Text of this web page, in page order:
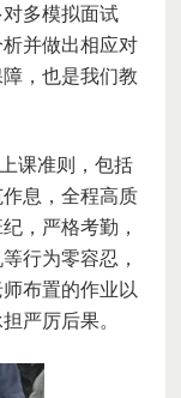
多模拟面试
并做出相应对
，也是我们教
上课准则，包括
息，全程高质
，严格考勤，
行为零容忍，
布置的作业以
严厉后果。